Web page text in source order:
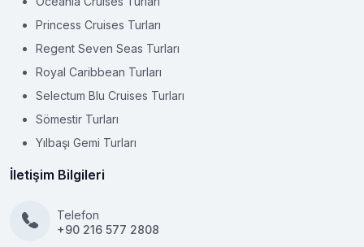
Princess Cruises Turları
Regent Seven Seas Turları
Royal Caribbean Turları
Selectum Blu Cruises Turları
Sömestir Turları
Yılbaşı Gemi Turları
İletişim Bilgileri
Telefon
+90 216 577 2808